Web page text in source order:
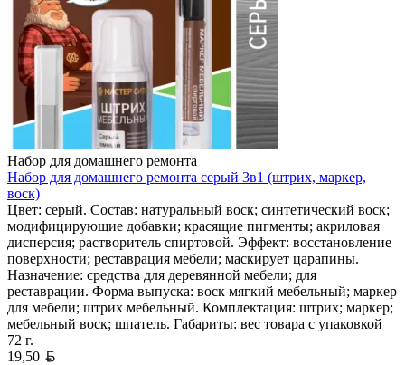
Набор для домашнего ремонта
Набор для домашнего ремонта серый 3в1 (штрих, маркер,
воск)
Цвет: серый. Состав: натуральный воск; синтетический воск;
модифицирующие добавки; красящие пигменты; акриловая
дисперсия; растворитель спиртовой. Эффект: восстановление
поверхности; реставрация мебели; маскирует царапины.
Назначение: средства для деревянной мебели; для
реставрации. Форма выпуска: воск мягкий мебельный; маркер
для мебели; штрих мебельный. Комплектация: штрих; маркер;
мебельный воск; шпатель. Габариты: вес товара с упаковкой
72 г.
19,50